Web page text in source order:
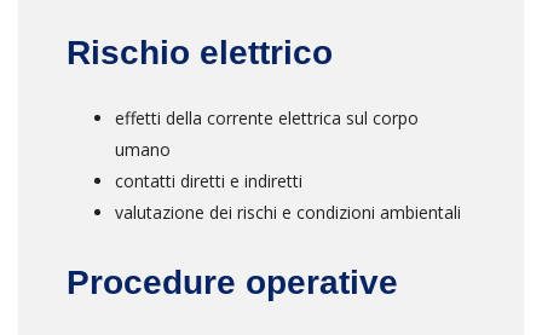
Rischio elettrico
effetti della corrente elettrica sul corpo
umano
contatti diretti e indiretti
valutazione dei rischi e condizioni ambientali
Procedure operative